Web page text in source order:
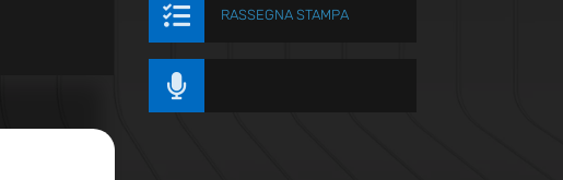
 RASSEGNA STAMPA
